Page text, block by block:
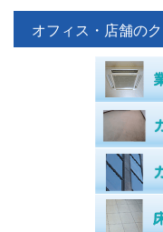
オフィス・店舗の